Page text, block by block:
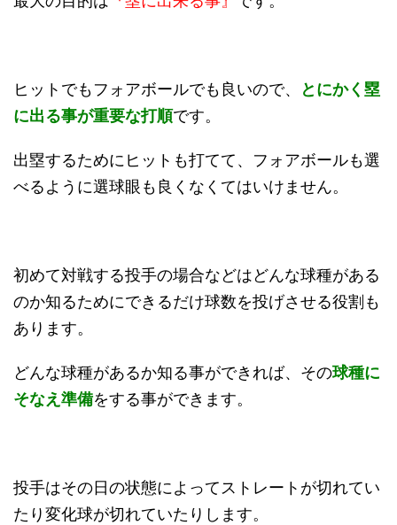
ヒットでもフォアボールでも良いので、
とにかく塁
に出る事が重要な打順です。
出塁するためにヒットも打てて、フォアボールも選
べるように選球眼も良くなくてはいけません。
初めて対戦する投手の場合などはどんな球種がある
のか知るためにできるだけ球数を投げさせる役割も
あります。
どんな球種があるか知る事ができれば、その球種に
そなえ準備をする事ができます。
投手はその日の状態によってストレートが切れてい
たり変化球が切れていたりします。